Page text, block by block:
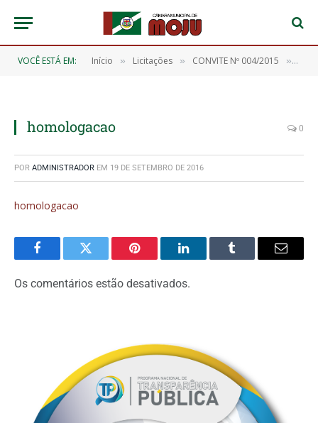
VOCÊ ESTÁ EM: Início » Licitações » CONVITE Nº 004/2015 »
homologacao 0
POR ADMINISTRADOR EM 19 DE SETEMBRO DE 2016
homologacao
FacebookTwitter Pinterest O
LinkedIn
Tumblr
E-
Os comentários estão desativados.